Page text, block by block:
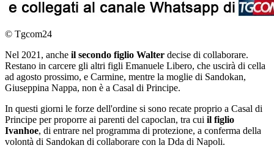
© Tgcom24
Nel 2021, anche il secondo figlio Walter decise di collaborare.
Restano in carcere gli altri figli Emanuele Libero, che uscirà di cella
ad agosto prossimo, e Carmine, mentre la moglie di Sandokan,
Giuseppina Nappa, non è a Casal di Principe.
In questi giorni le forze dell'ordine si sono recate proprio a Casal di
Principe per proporre ai parenti del capoclan, tra cui il figlio
Ivanhoe, di entrare nel programma di protezione, a conferma della
volontà di Sandokan di collaborare con la Dda di Napoli.